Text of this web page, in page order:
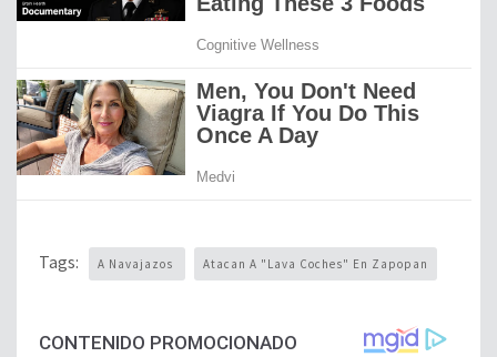
Tags: A Navajazos Atacan A "lava Coches" En Zapopan
CONTENIDO PROMOCIONADO